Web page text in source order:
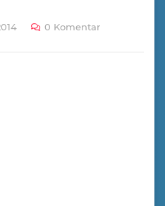
0 Komentar